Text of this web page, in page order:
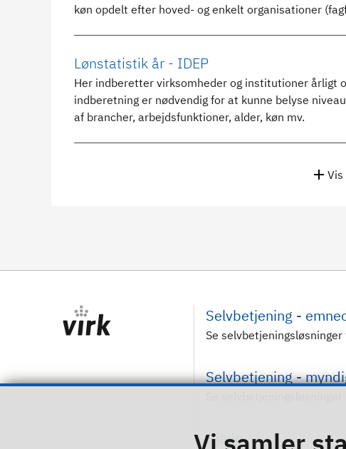
køn opdelt efter hoved- og enkelt organisationer
Lønstatistik år - IDEP
Her indberetter virksomheder og institutioner årligt
indberetning er nødvendig for at kunne belyse
af brancher, arbejdsfunktioner, alder, køn mv.
Vis
Selvbetjening -
Se
Selvbetjening -
Hjælp